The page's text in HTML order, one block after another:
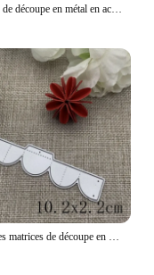
Matrices de découpe en métal en acier au carbone, petit cuir chevelu bricolage, scrapbooking
Nouvelles matrices de découpe en métal de fleurs pliées, pochoirs pour bricolage, Scrapbooking décoratif, gaufrage artisanal, gabarit de découpe, moule